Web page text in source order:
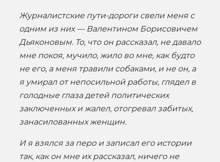
Журналистские пути-дороги свели меня с
одним из них — Валентином Борисовичем
Дьяконовым. То, что он рассказал, не давало
мне покоя, мучило, жило во мне, как будто
не его, а меня травили собаками, и не он, а
я умирал от непосильной работы, глядел в
голодные глаза детей политических
заключенных и жалел, отогревал забитых,
занасилованных женщин.
И я взялся за перо и записал его истории
так, как он мне их рассказал, ничего не